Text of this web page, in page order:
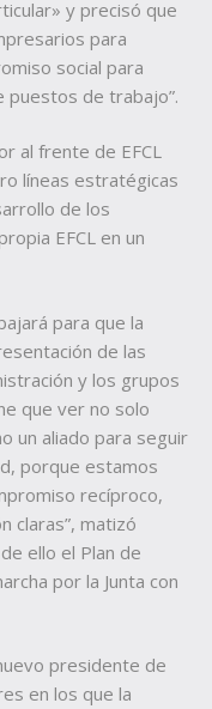
y precisó que
para
social para
puestos de trabajo”.
al frente de EFCL
líneas estratégicas
de los
EFCL en un
para que la
de las
y los grupos
que ver no solo
un aliado para seguir
porque estamos
recíproco,
claras”, matizó
ello el Plan de
por la Junta con
presidente de
en los que la